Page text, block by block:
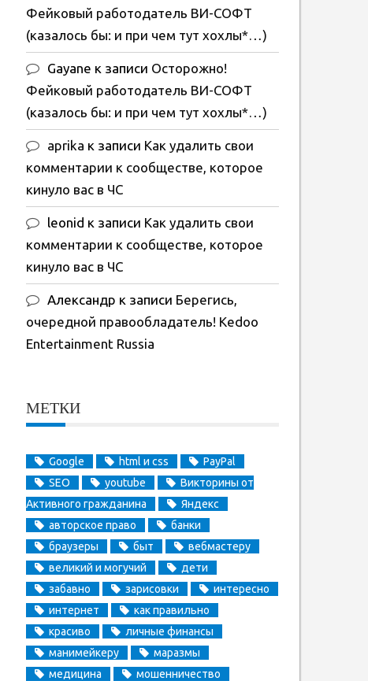
Фейковый работодатель ВИ-СОФТ
(казалось бы: и при чем тут хохлы*…)
Gayane к записи Осторожно!
Фейковый работодатель ВИ-СОФТ
(казалось бы: и при чем тут хохлы*…)
aprika к записи Как удалить свои
комментарии к сообществе, которое
кинуло вас в ЧС
leonid к записи Как удалить свои
комментарии к сообществе, которое
кинуло вас в ЧС
Александр к записи Берегись,
очередной правообладатель! Kedoo
Entertainment Russia
МЕТКИ
Google html и css
PayPal
SEO
youtube
Викторины от
Активного гражданина
Яндекс
авторское право
банки
браузеры
быт
вебмастеру
великий и могучий
дети
забавно
зарисовки
интересно
интернет
как правильно
красиво
личные финансы
манимейкеру
маразмы
медицина
мошенничество